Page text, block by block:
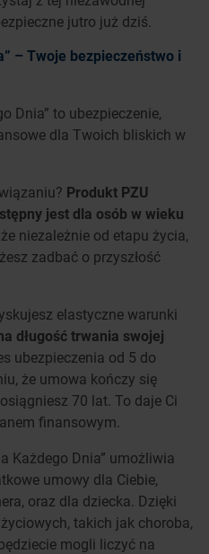
jutro już dziś.
– Twoje bezpieczeństwo i
Dnia” to ubezpieczenie,
dla Twoich bliskich w
Produkt PZU
jest dla osób w wieku
niezależnie od etapu życia,
zadbać o przyszłość
elastyczne warunki
długość trwania swojej
ubezpieczenia od 5 do
że umowa kończy się
70 lat. To daje Ci
finansowym.
Każdego Dnia” umożliwia
umowy dla Ciebie,
oraz dla dziecka. Dzięki
takich jak choroba,
mogli liczyć na